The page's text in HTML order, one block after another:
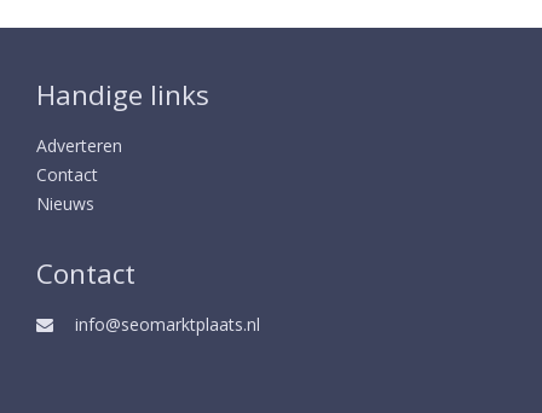
Handige links
Adverteren
Contact
Nieuws
Contact
info@seomarktplaats.nl